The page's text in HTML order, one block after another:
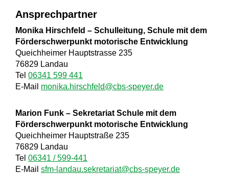
Ansprechpartner
Monika Hirschfeld – Schulleitung, Schule mit dem
Förderschwerpunkt motorische Entwicklung
Queichheimer Hauptstrasse 235
76829 Landau
Tel 06341 599 441
E-Mail monika.hirschfeld@cbs-speyer.de
Marion Funk – Sekretariat Schule mit dem
Förderschwerpunkt motorische Entwicklung
Queichheimer Hauptstraße 235
76829 Landau
Tel 06341 / 599-441
E-Mail sfm-landau.sekretariat@cbs-speyer.de